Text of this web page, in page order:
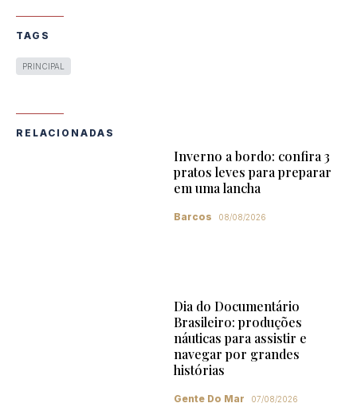
TAGS
PRINCIPAL
RELACIONADAS
Inverno a bordo: confira 3
pratos leves para preparar
em uma lancha
Barcos 08/08/2026
Dia do Documentário
Brasileiro: produções
náuticas para assistir e
navegar por grandes
histórias
Gente Do Mar 07/08/2026